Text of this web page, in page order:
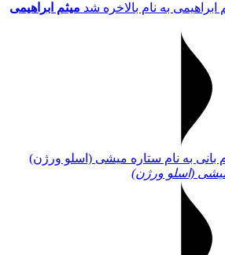
میثم ابراهیمی
(اسلو ورژن)